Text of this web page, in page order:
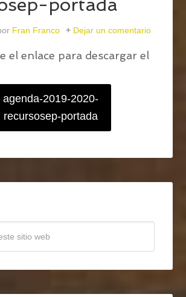
portada
Fran Franco Dejar un comentario
el enlace para descargar el
agenda-2019-2020-
recursosep-portada